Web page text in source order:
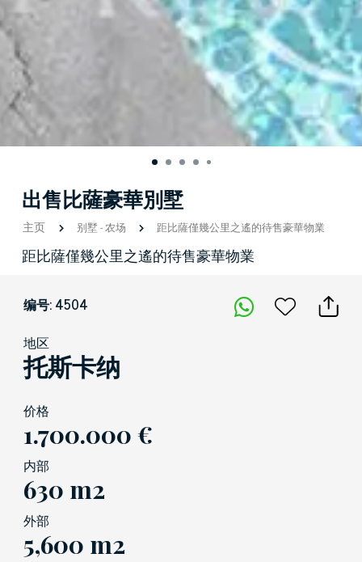
出售比薩豪華別墅
主页 别墅-农场 距比薩僅幾公里之遙的待售豪華物業
距比薩僅幾公里之遙的待售豪華物業
编号: 4504
地区
托斯卡纳
价格
1.700.000 €
内部
630 m2
外部
5,600 m2